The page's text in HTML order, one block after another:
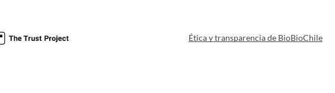
Ética y transparencia de BioBioChile